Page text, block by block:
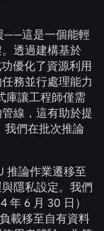
——這是一個能輕
透過建構基於
優化了資源利用
務並行處理能力
庫讓工程師僅需
線，這有助於提
我們在批次推論
推論作業遷移至
隱私設定。我們
年 6 月 30 日）
載移至自有資料